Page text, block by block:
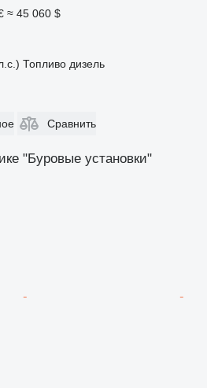
≈ 45 060 $
Топливо дизель
Сравнить
"Буровые установки"